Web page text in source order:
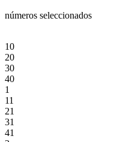
números seleccionados
10
20
30
40
1
11
21
31
41